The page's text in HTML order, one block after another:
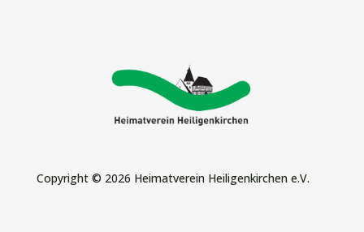
Copyright © 2026 Heimatverein Heiligenkirchen e.V.